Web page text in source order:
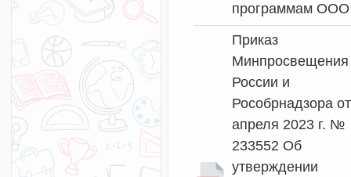
программам ООО
Приказ
Минпросвещения
России и
Рособрнадзора
апреля 2023 г. №
233552 Об
утверждении